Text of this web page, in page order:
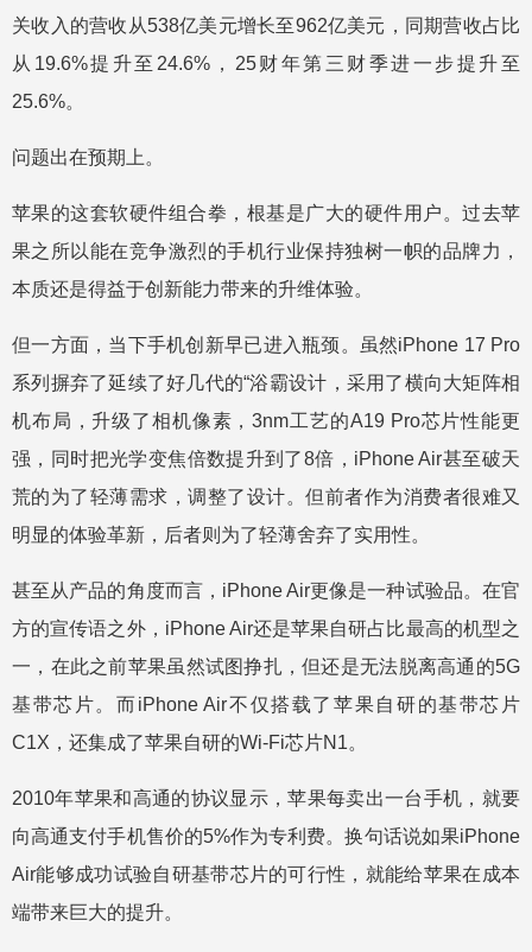
关收入的营收从538亿美元增长至962亿美元，同期营收占比
从19.6%提升至24.6%，25财年第三财季进一步提升至
25.6%。
问题出在预期上。
苹果的这套软硬件组合拳，根基是广大的硬件用户。过去苹
果之所以能在竞争激烈的手机行业保持独树一帜的品牌力，
本质还是得益于创新能力带来的升维体验。
但一方面，当下手机创新早已进入瓶颈。虽然iPhone 17 Pro
系列摒弃了延续了好几代的“浴霸设计，采用了横向大矩阵相
机布局，升级了相机像素，3nm工艺的A19 Pro芯片性能更
强，同时把光学变焦倍数提升到了8倍，iPhone Air甚至破天
荒的为了轻薄需求，调整了设计。但前者作为消费者很难又
明显的体验革新，后者则为了轻薄舍弃了实用性。
甚至从产品的角度而言，iPhone Air更像是一种试验品。在官
方的宣传语之外，iPhone Air还是苹果自研占比最高的机型之
一，在此之前苹果虽然试图挣扎，但还是无法脱离高通的5G
基带芯片。而iPhone Air不仅搭载了苹果自研的基带芯片
C1X，还集成了苹果自研的Wi-Fi芯片N1。
2010年苹果和高通的协议显示，苹果每卖出一台手机，就要
向高通支付手机售价的5%作为专利费。换句话说如果iPhone
Air能够成功试验自研基带芯片的可行性，就能给苹果在成本
端带来巨大的提升。